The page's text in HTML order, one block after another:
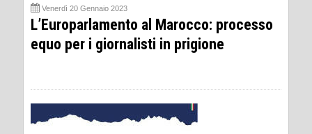
Venerdì 20 Gennaio 2023
L’Europarlamento al Marocco: processo
equo per i giornalisti in prigione